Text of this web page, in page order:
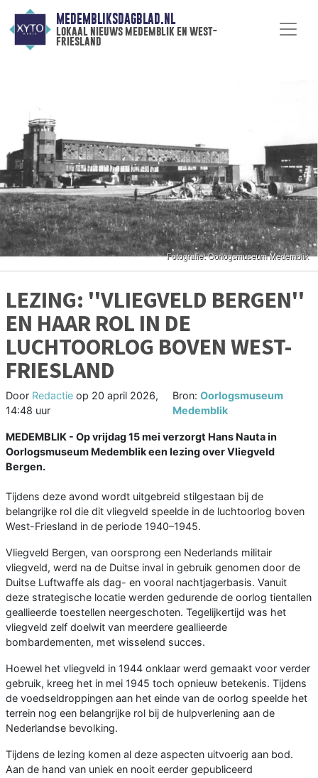
MEDEMBLIKSDAGBLAD.NL
lokaal nieuws medemblik en west-
friesland
LEZING: ''VLIEGVELD BERGEN''
EN HAAR ROL IN DE
LUCHTOORLOG BOVEN WEST-
FRIESLAND
Door Redactie op 20 april 2026,
14:48 uur
Bron: Oorlogsmuseum
Medemblik
MEDEMBLIK - Op vrijdag 15 mei verzorgt Hans Nauta in
Oorlogsmuseum Medemblik een lezing over Vliegveld
Bergen.
Tijdens deze avond wordt uitgebreid stilgestaan bij de
belangrijke rol die dit vliegveld speelde in de luchtoorlog boven
West-Friesland in de periode 1940–1945.
Vliegveld Bergen, van oorsprong een Nederlands militair
vliegveld, werd na de Duitse inval in gebruik genomen door de
Duitse Luftwaffe als dag- en vooral nachtjagerbasis. Vanuit
deze strategische locatie werden gedurende de oorlog tientallen
geallieerde toestellen neergeschoten. Tegelijkertijd was het
vliegveld zelf doelwit van meerdere geallieerde
bombardementen, met wisselend succes.
Hoewel het vliegveld in 1944 onklaar werd gemaakt voor verder
gebruik, kreeg het in mei 1945 toch opnieuw betekenis. Tijdens
de voedseldroppingen aan het einde van de oorlog speelde het
terrein nog een belangrijke rol bij de hulpverlening aan de
Nederlandse bevolking.
Tijdens de lezing komen al deze aspecten uitvoerig aan bod.
Aan de hand van uniek en nooit eerder gepubliceerd